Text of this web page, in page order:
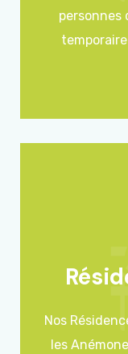
personnes
Nos
les